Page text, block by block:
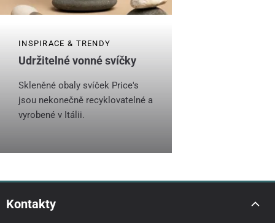
INSPIRACE & TRENDY
Udržitelné vonné svíčky
Skleněné obaly svíček Price's
jsou nekonečně recyklovatelné a
vyrobené v Itálii.
Kontakty